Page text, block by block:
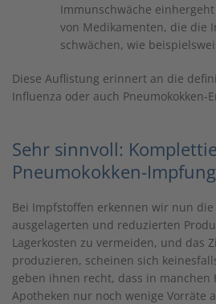
Immunschwäche
von Medikamenten, die die
schwächen, wie
Diese Auflistung erinnert an die
Influenza oder auch Pneumokokken-
Sehr sinnvoll:
Pneumokokken-
Bei Impfstoffen erkennen wir nun
ausgelagerten und reduzierten
Lagerkosten zu vermeiden, und das
produzieren, scheinen sich
geben ihnen recht, dass in manchen
Apotheken nur noch wenige Vorräte